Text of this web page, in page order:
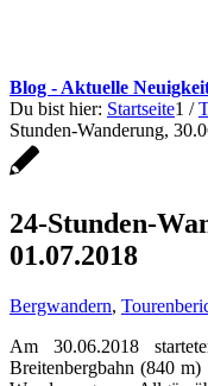
Blog - Aktuelle
Du bist hier: Startseite1 /
Stunden-Wanderung,
24-Stunden-
01.07.2018
Bergwandern,
Am 30.06.2018
Breitenbergbahn (840 m)